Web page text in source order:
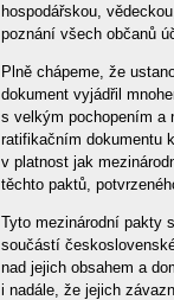
hospodářskou,
poznání všech občanů
Plně chápeme, že
dokument vyjádřil
s velkým pochopením a
ratifikačním dokumentu
v platnost jak
těchto paktů,
Tyto mezinárodní pakty
součástí
nad jejich obsahem a
i nadále, že jejich